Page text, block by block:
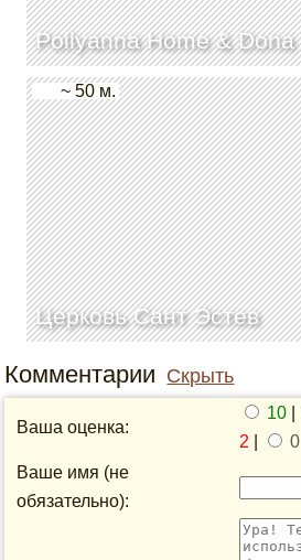
Pollyanna Home & Dona
Церковь Сант Эстев
~ 50 м.
Комментарии Скрыть
Ваша оценка:
10
2
0
Ваше имя (не
обязательно):